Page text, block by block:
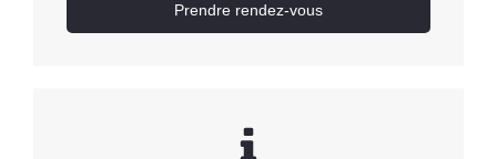
Prendre rendez-vous